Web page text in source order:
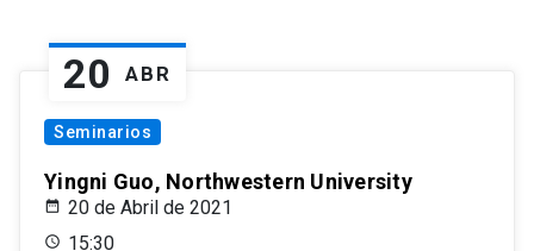
20 ABR
Seminarios
Yingni Guo, Northwestern University
20 de Abril de 2021
15:30